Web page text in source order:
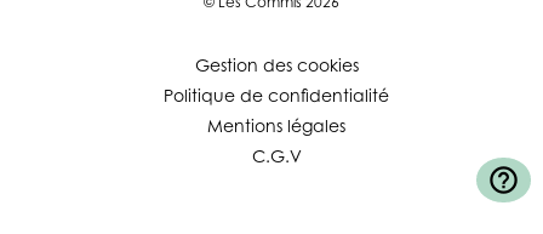
Gestion des cookies
Politique de confidentialité
Mentions légales
C.G.V
help_outline